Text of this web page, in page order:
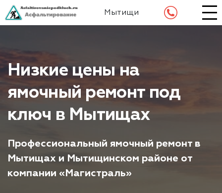
Мытищи
Низкие цены на
ямочный ремонт под
ключ в Мытищах
Профессиональный ямочный ремонт в
Мытищах и Мытищинском районе от
компании «Магистраль»